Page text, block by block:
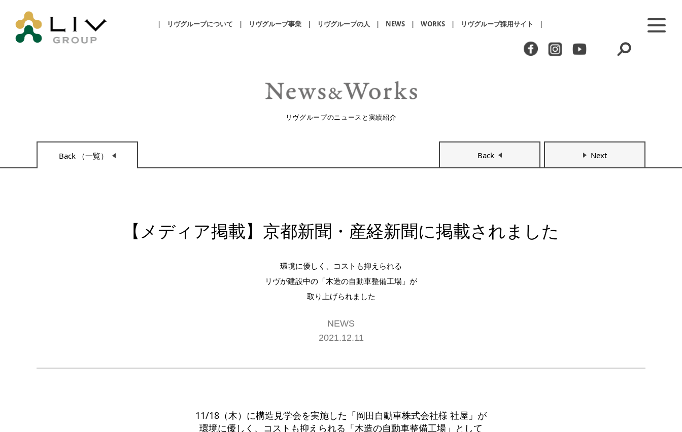
リヴグループについて リヴグループ事業 リヴグループの人 NEWS WORKS リヴグループ採用サイト
リヴグループのニュースと実績紹介
Back （一覧） Back Next
【メディア掲載】京都新聞・産経新聞に掲載されました
環境に優しく、コストも抑えられる
リヴが建設中の「木造の自動車整備工場」が
取り上げられました
NEWS
2021.12.11
11/18（木）に構造見学会を実施した「岡田自動車株式会社様 社屋」が
環境に優しく、コストも抑えられる「木造の自動車整備工場」として